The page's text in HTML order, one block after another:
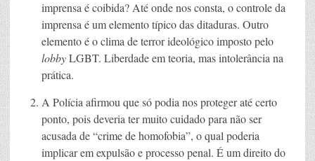
imprensa é coibida? Até onde nos consta, o controle da
imprensa é um elemento típico das ditaduras. Outro
elemento é o clima de terror ideológico imposto pelo
lobbyLGBT. Liberdade em teoria, mas intolerância na
prática.
A Polícia afirmou que só podia nos proteger até certo
ponto, pois deveria ter muito cuidado para não ser
acusada de “crime de homofobia”, o qual poderia
implicar em expulsão e processo penal. É um direito do